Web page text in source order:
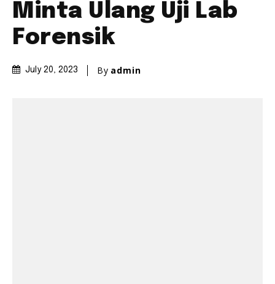
Minta Ulang Uji Lab
Forensik
July 20, 2023 By admin